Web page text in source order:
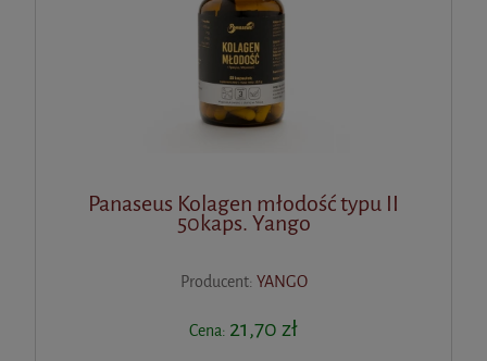
Panaseus Kolagen młodość typu II
50kaps. Yango
Producent: YANGO
Cena: 21,70 zł